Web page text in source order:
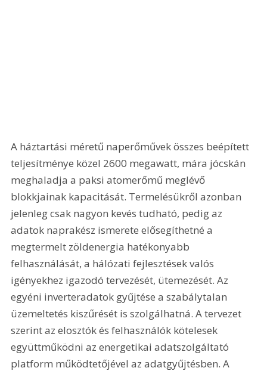
A háztartási méretű naperőművek összes beépített
teljesítménye közel 2600 megawatt, mára jócskán
meghaladja a paksi atomerőmű meglévő
blokkjainak kapacitását. Termelésükről azonban
jelenleg csak nagyon kevés tudható, pedig az
adatok naprakész ismerete elősegíthetné a
megtermelt zöldenergia hatékonyabb
felhasználását, a hálózati fejlesztések valós
igényekhez igazodó tervezését, ütemezését. Az
egyéni inverteradatok gyűjtése a szabálytalan
üzemeltetés kiszűrését is szolgálhatná. A tervezet
szerint az elosztók és felhasználók kötelesek
együttműködni az energetikai adatszolgáltató
platform működtetőjével az adatgyűjtésben. A